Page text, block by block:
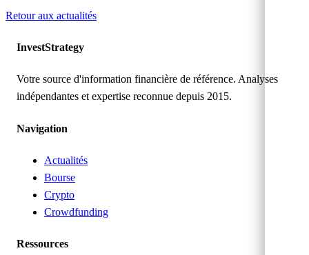
Retour aux actualités
InvestStrategy
Votre source d'information financière de référence. Analyses
indépendantes et expertise reconnue depuis 2015.
Navigation
Actualités
Bourse
Crypto
Crowdfunding
Ressources